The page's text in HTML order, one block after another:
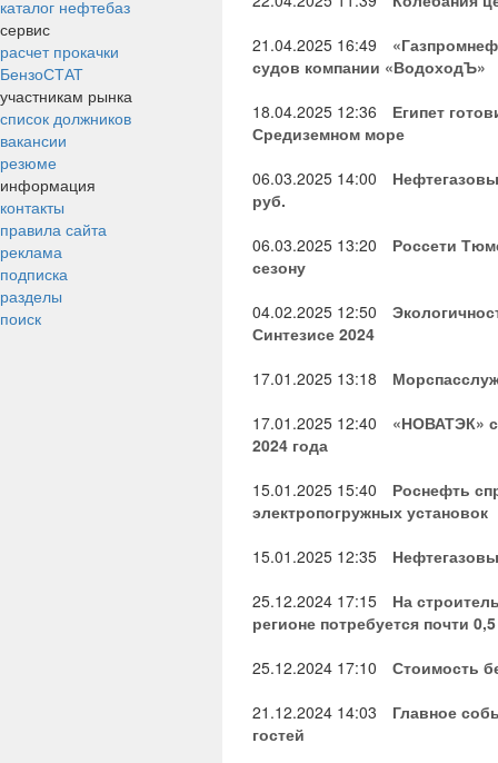
каталог нефтебаз
сервис
расчет прокачки
БензоСТАТ
участникам рынка
список должников
вакансии
резюме
информация
контакты
правила сайта
реклама
подписка
разделы
поиск
21.04.2025 16:49
судов компании «ВодоходЪ»
18.04.2025 12:36
Египет
Средиземном море
06.03.2025 14:00
руб.
06.03.2025 13:20
Россети
сезону
04.02.2025 12:50
Синтезисе 2024
17.01.2025 13:18
17.01.2025 12:40
«НОВАТЭК»
2024 года
15.01.2025 15:40
Роснефть
электропогружных установок
15.01.2025 12:35
25.12.2024 17:15
На
регионе потребуется почти
25.12.2024 17:10
Стоимость
21.12.2024 14:03
Главное
гостей